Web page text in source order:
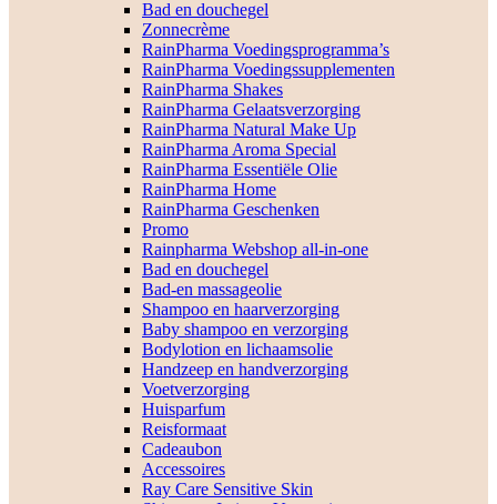
Bad en douchegel
Zonnecrème
RainPharma Voedingsprogramma’s
RainPharma Voedingssupplementen
RainPharma Shakes
RainPharma Gelaatsverzorging
RainPharma Natural Make Up
RainPharma Aroma Special
RainPharma Essentiële Olie
RainPharma Home
RainPharma Geschenken
Promo
Rainpharma Webshop all-in-one
Bad en douchegel
Bad-en massageolie
Shampoo en haarverzorging
Baby shampoo en verzorging
Bodylotion en lichaamsolie
Handzeep en handverzorging
Voetverzorging
Huisparfum
Reisformaat
Cadeaubon
Accessoires
Ray Care Sensitive Skin